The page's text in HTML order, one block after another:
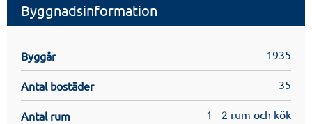
Byggnadsinformation
Byggår 1935
Antal bostäder 35
Antal rum 1 - 2 rum och kök